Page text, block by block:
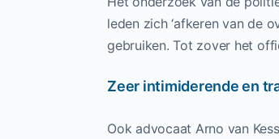
leden zich ‘afkeren van de
gebruiken. Tot zover het
Zeer intimiderende en
Ook advocaat Arno van